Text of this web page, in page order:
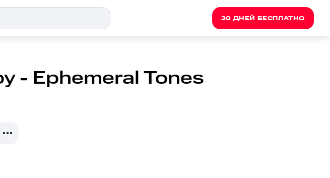
30 ДНЕЙ БЕСПЛАТНО
- Ephemeral Tones